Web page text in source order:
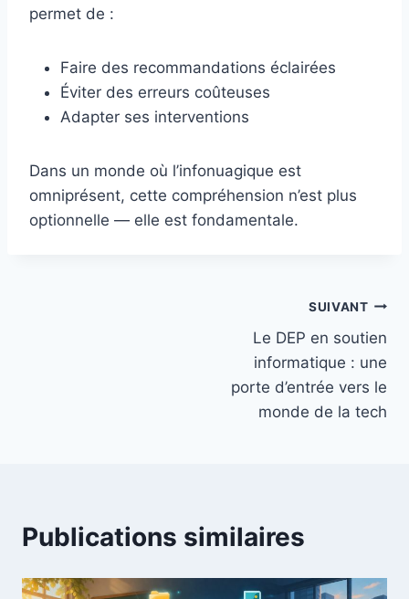
permet de :
Faire des recommandations éclairées
Éviter des erreurs coûteuses
Adapter ses interventions
Dans un monde où l’infonuagique est
omniprésent, cette compréhension n’est plus
optionnelle — elle est fondamentale.
SUIVANT
Le DEP en soutien
informatique : une
porte d’entrée vers le
monde de la tech
Publications similaires